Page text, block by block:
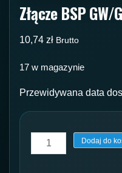
Złącze BSP
10,74 zł Brutto
17 w magazynie
Przewidywana data
ilość
Złącze
Dodaj do